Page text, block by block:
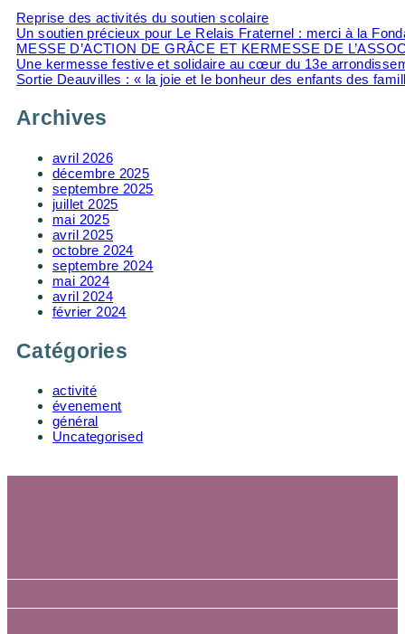
Reprise des activités du soutien scolaire
Un soutien précieux pour Le Relais Fraternel : merci à la
MESSE D’ACTION DE GRÂCE ET KERMESSE DE
Une kermesse festive et solidaire au cœur du 13e
Sortie Deauvilles : « la joie et le bonheur des enfants des
Archives
avril 2026
décembre 2025
septembre 2025
juillet 2025
mai 2025
avril 2025
octobre 2024
septembre 2024
mai 2024
avril 2024
février 2024
Catégories
activité
évenement
général
Uncategorised